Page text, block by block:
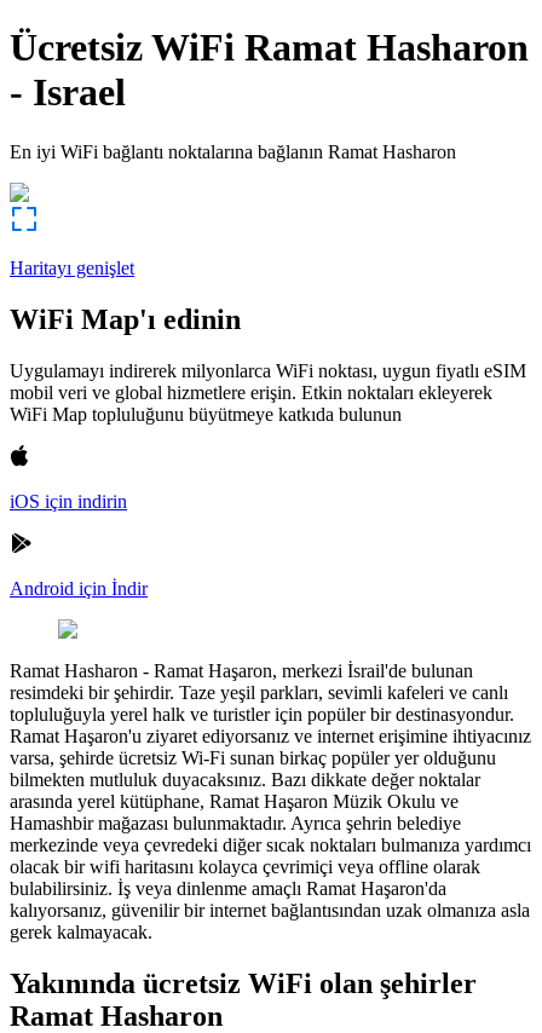
Ücretsiz WiFi Ramat Hasharon
- Israel
En iyi WiFi bağlantı noktalarına bağlanın Ramat Hasharon
Haritayı genişlet
WiFi Map'ı edinin
Uygulamayı indirerek milyonlarca WiFi noktası, uygun fiyatlı eSIM
mobil veri ve global hizmetlere erişin. Etkin noktaları ekleyerek
WiFi Map topluluğunu büyütmeye katkıda bulunun
iOS için indirin
Android için İndir
Ramat Hasharon - Ramat Haşaron, merkezi İsrail'de bulunan
resimdeki bir şehirdir. Taze yeşil parkları, sevimli kafeleri ve canlı
topluluğuyla yerel halk ve turistler için popüler bir destinasyondur.
Ramat Haşaron'u ziyaret ediyorsanız ve internet erişimine ihtiyacınız
varsa, şehirde ücretsiz Wi-Fi sunan birkaç popüler yer olduğunu
bilmekten mutluluk duyacaksınız. Bazı dikkate değer noktalar
arasında yerel kütüphane, Ramat Haşaron Müzik Okulu ve
Hamashbir mağazası bulunmaktadır. Ayrıca şehrin belediye
merkezinde veya çevredeki diğer sıcak noktaları bulmanıza yardımcı
olacak bir wifi haritasını kolayca çevrimiçi veya offline olarak
bulabilirsiniz. İş veya dinlenme amaçlı Ramat Haşaron'da
kalıyorsanız, güvenilir bir internet bağlantısından uzak olmanıza asla
gerek kalmayacak.
Yakınında ücretsiz WiFi olan şehirler
Ramat Hasharon